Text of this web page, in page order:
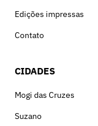
Edições impressas
Contato
CIDADES
Mogi das Cruzes
Suzano